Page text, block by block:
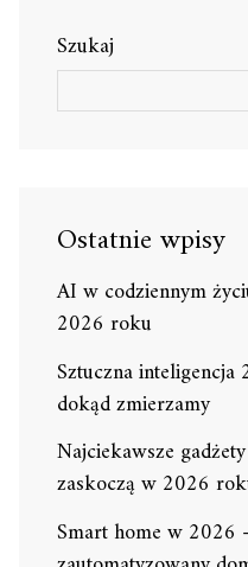
Szukaj
Ostatnie wpisy
AI w codziennym
2026 roku
Sztuczna
dokąd zmierzamy
Najciekawsze
zaskoczą w 2026
Smart home w 2026